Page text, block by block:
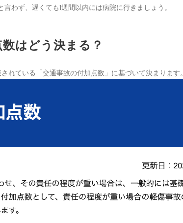
わず、遅くても1週間以内には病院に行きましょう。
はどう決まる？
れている「交通事故の付加点数」に基づいて決まります。